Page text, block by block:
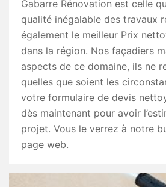
Gabarre Rénovation est celle
qualité inégalable des travaux
également le meilleur Prix
dans la région. Nos façadiers
aspects de ce domaine, ils ne
quelles que soient les
votre formulaire de devis
dès maintenant pour avoir
projet. Vous le verrez à notre
page web.